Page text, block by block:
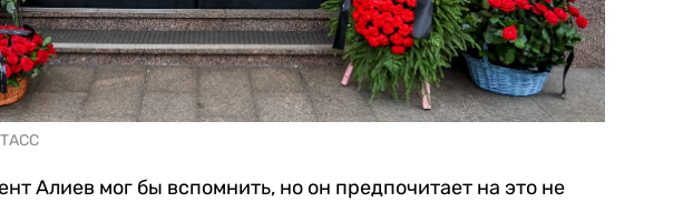
Алиев мог бы вспомнить, но он предпочитает на это не